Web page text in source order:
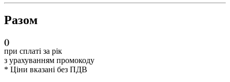
Разом
()
при сплаті за рік
з урахуванням промокоду
* Ціни вказані без ПДВ